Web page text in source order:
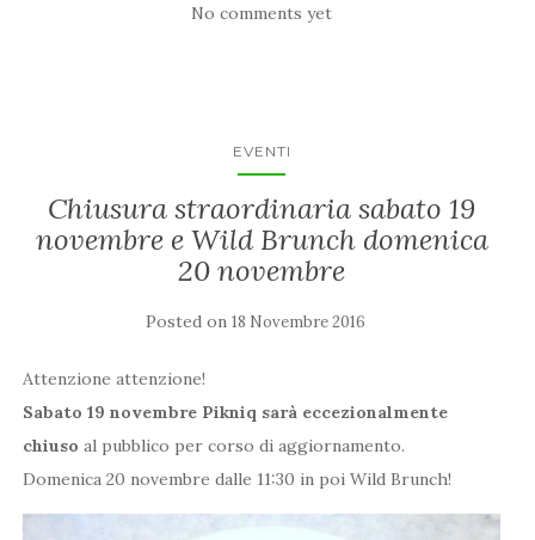
No comments yet
EVENTI
Chiusura straordinaria sabato 19
novembre e Wild Brunch domenica
20 novembre
Posted on 18 Novembre 2016
Attenzione attenzione!
Sabato 19 novembre Pikniq sarà eccezionalmente
chiuso al pubblico per corso di aggiornamento.
Domenica 20 novembre dalle 11:30 in poi Wild Brunch!